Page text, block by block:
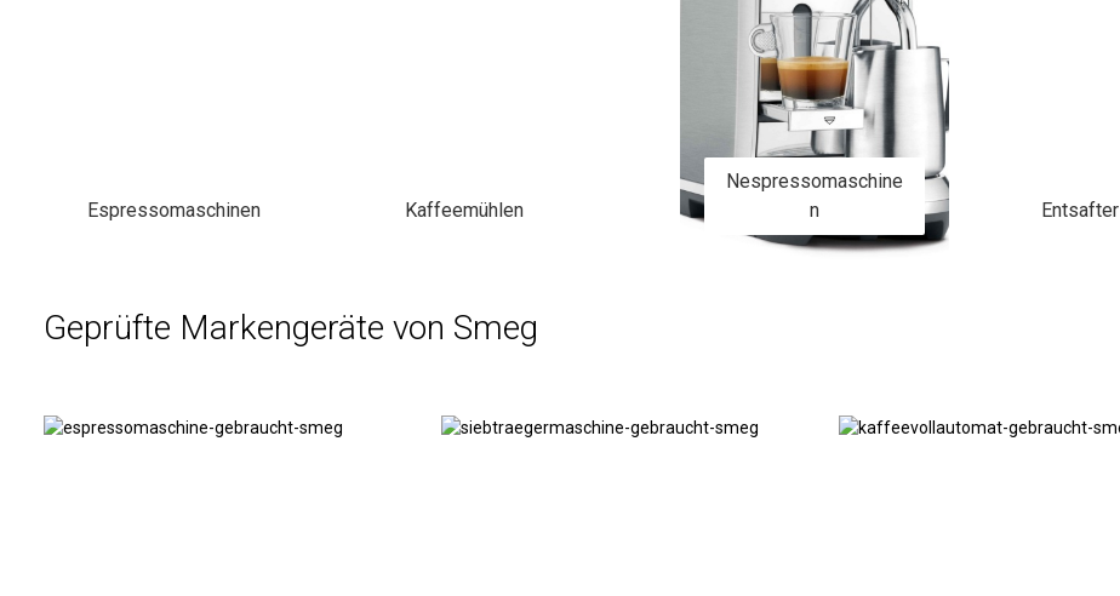
Espressomaschinen Kaffeemühlen
Nespressomaschine
n
Entsafter
Geprüfte Markengeräte von Smeg
Espressomaschinen Siebträger Kaffeevollautomaten